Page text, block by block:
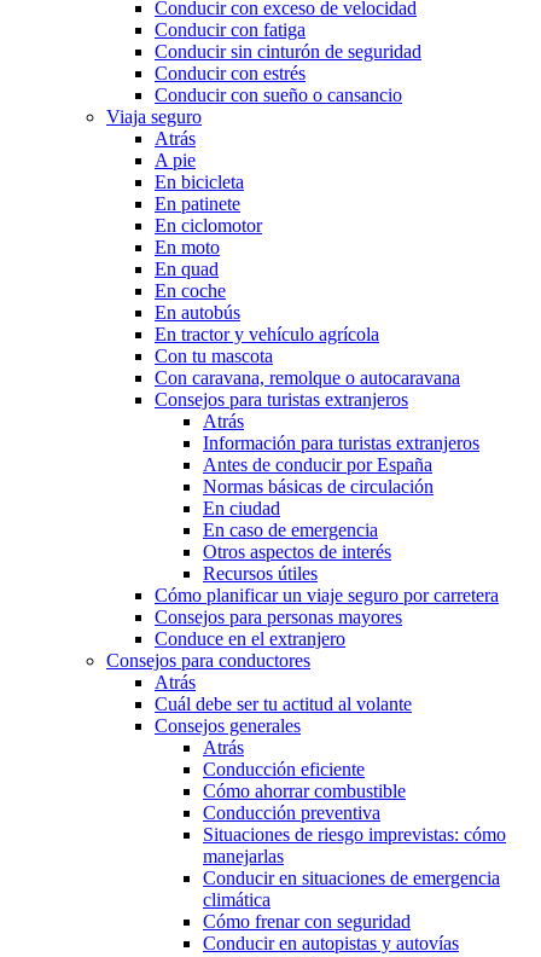
Conducir con exceso de velocidad
Conducir con fatiga
Conducir sin cinturón de seguridad
Conducir con estrés
Conducir con sueño o cansancio
Viaja seguro
Atrás
A pie
En bicicleta
En patinete
En ciclomotor
En moto
En quad
En coche
En autobús
En tractor y vehículo agrícola
Con tu mascota
Con caravana, remolque o autocaravana
Consejos para turistas extranjeros
Atrás
Información para turistas extranjeros
Antes de conducir por España
Normas básicas de circulación
En ciudad
En caso de emergencia
Otros aspectos de interés
Recursos útiles
Cómo planificar un viaje seguro por carretera
Consejos para personas mayores
Conduce en el extranjero
Consejos para conductores
Atrás
Cuál debe ser tu actitud al volante
Consejos generales
Atrás
Conducción eficiente
Cómo ahorrar combustible
Conducción preventiva
Situaciones de riesgo imprevistas: cómo
manejarlas
Conducir en situaciones de emergencia
climática
Cómo frenar con seguridad
Conducir en autopistas y autovías